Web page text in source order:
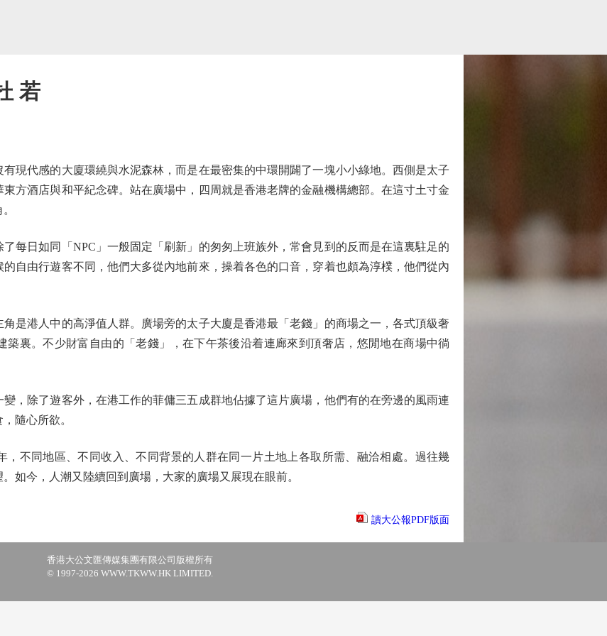
若
代感的大廈環繞與水泥森林，而是在最密集的中環開闢了一塊小小綠地。西側是太子
方酒店與和平紀念碑。站在廣場中，四周就是香港老牌的金融機構總部。在這寸土寸金
日如同「NPC」一般固定「刷新」的匆匆上班族外，常會見到的反而是在這裏駐足的
自由行遊客不同，他們大多從內地前來，操着各色的口音，穿着也頗為淳樸，他們從內
港人中的高淨值人群。廣場旁的太子大廈是香港最「老錢」的商場之一，各式頂級奢
築裏。不少財富自由的「老錢」，在下午茶後沿着連廊來到頂奢店，悠閒地在商場中徜
除了遊客外，在港工作的菲傭三五成群地佔據了這片廣場，他們有的在旁邊的風雨連
隨心所欲。
不同地區、不同收入、不同背景的人群在同一片土地上各取所需、融洽相處。過往幾
如今，人潮又陸續回到廣場，大家的廣場又展現在眼前。
讀大公報PDF版面
香港大公文匯傳媒集團有限公司版權所有
© 1997-2026 WWW.TKWW.HK LIMITED.